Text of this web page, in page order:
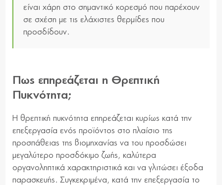
είναι χάρη στο σημαντικό κορεσμό που παρέχουν
σε σχέση με τις ελάχιστες θερμίδες που
προσδίδουν.
Πως επηρεάζεται η Θρεπτική
Πυκνότητα;
Η θρεπτική πυκνότητα επηρεάζεται κυρίως κατά την
επεξεργασία ενός προϊόντος στο πλαίσιο της
προσπάθειας της βιομηχανίας να του προσδώσει
μεγαλύτερο προσδόκιμο ζωής, καλύτερα
οργανοληπτικά χαρακτηριστικά και να γλιτώσει έξοδα
παρασκευής. Συγκεκριμένα, κατά την επεξεργασία το